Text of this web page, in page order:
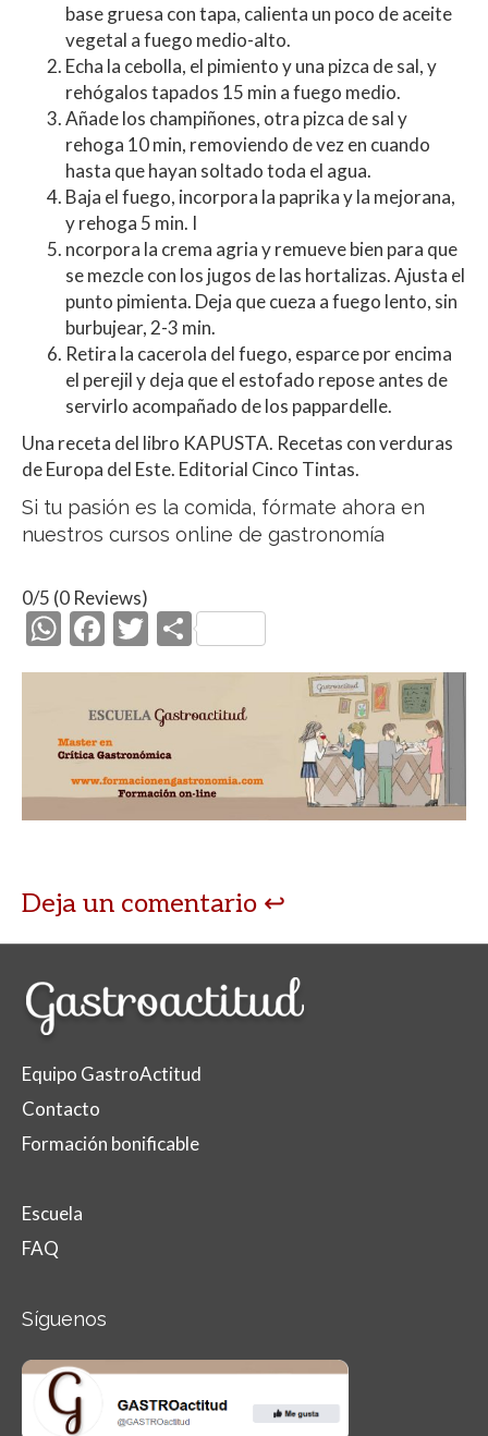
base gruesa con tapa, calienta un poco de aceite
vegetal a fuego medio-alto.
Echa la cebolla, el pimiento y una pizca de sal, y
rehógalos tapados 15 min a fuego medio.
Añade los champiñones, otra pizca de sal y
rehoga 10 min, removiendo de vez en cuando
hasta que hayan soltado toda el agua.
Baja el fuego, incorpora la paprika y la mejorana,
y rehoga 5 min. I
ncorpora la crema agria y remueve bien para que
se mezcle con los jugos de las hortalizas. Ajusta el
punto pimienta. Deja que cueza a fuego lento, sin
burbujear, 2-3 min.
Retira la cacerola del fuego, esparce por encima
el perejil y deja que el estofado repose antes de
servirlo acompañado de los pappardelle.
Una receta del libro KAPUSTA. Recetas con verduras
de Europa del Este. Editorial Cinco Tintas.
Si tu pasión es la comida, fórmate ahora en
nuestros cursos online de gastronomía
0/5 (0 Reviews)
W
h
at
s
A
p
F
ac
e
b
o
o
T
w
itt
er
C
o
p
ar
ti
Deja un comentario
Equipo GastroActitud
Contacto
Formación bonificable
Escuela
FAQ
Síguenos